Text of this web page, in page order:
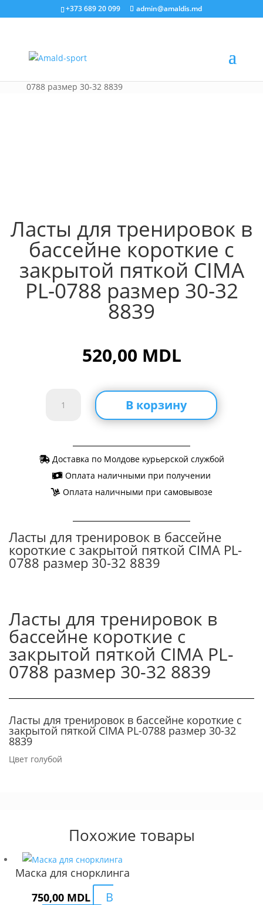
+373 689 20 099 admin@amaldis.md
Главная/Плавание
0788 размер 30-32 8839
Ласты для тренировок в
бассейне короткие с
закрытой пяткой CIMA
PL-0788 размер 30-32
8839
520,00 MDL
товара
тренировок
в
бассейне
короткие
CIMA
PL-
0788
8839
В корзину
Доставка по Молдове курьерской службой
Оплата наличными при получении
Оплата наличными при самовывозе
Ласты для тренировок в бассейне
короткие с закрытой пяткой CIMA PL-
0788 размер 30-32 8839
Ласты для тренировок в
бассейне короткие с
закрытой пяткой CIMA PL-
0788 размер 30-32 8839
Ласты для тренировок в бассейне короткие с
закрытой пяткой CIMA PL-0788 размер 30-32
8839
Цвет голубой
Похожие товары
Маска для снорклинга
750,00 MDL
В